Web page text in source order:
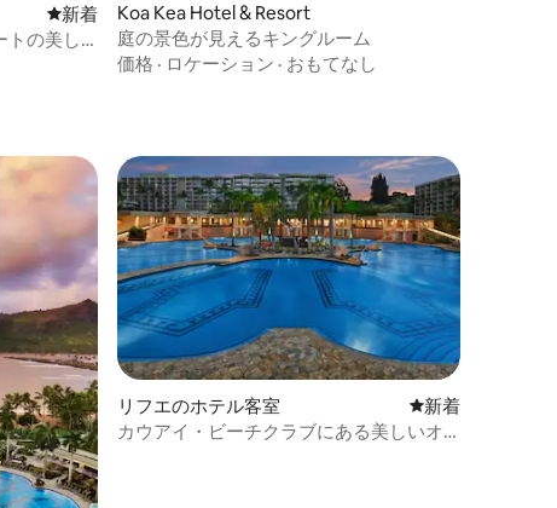
新しい宿泊先
新着
トの美し
Koa Kea Hotel & Resort
庭の景色が見えるキングルーム
価格 · ロケーション · おもてなし
リフエのホテル客室 新しい宿泊先
新着
カウアイ・ビーチクラブにある美しいオ